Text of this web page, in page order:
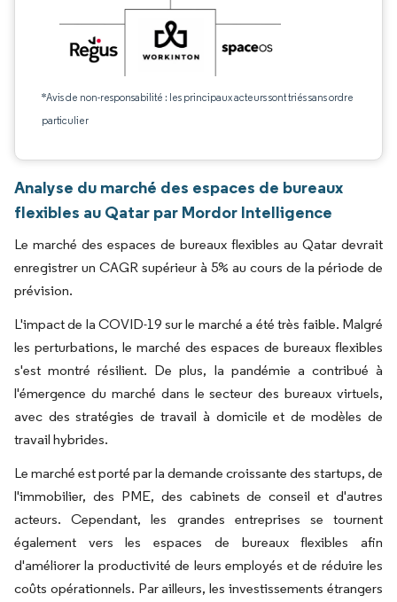
*Avis de non-responsabilité : les principaux acteurs sont triés sans ordre
particulier
Analyse du marché des espaces de bureaux
flexibles au Qatar par Mordor Intelligence
Le marché des espaces de bureaux flexibles au Qatar devrait
enregistrer un CAGR supérieur à 5% au cours de la période de
prévision.
L'impact de la COVID-19 sur le marché a été très faible. Malgré
les perturbations, le marché des espaces de bureaux flexibles
s'est montré résilient. De plus, la pandémie a contribué à
l'émergence du marché dans le secteur des bureaux virtuels,
avec des stratégies de travail à domicile et de modèles de
travail hybrides.
Le marché est porté par la demande croissante des startups, de
l'immobilier, des PME, des cabinets de conseil et d'autres
acteurs. Cependant, les grandes entreprises se tournent
également vers les espaces de bureaux flexibles afin
d'améliorer la productivité de leurs employés et de réduire les
coûts opérationnels. Par ailleurs, les investissements étrangers